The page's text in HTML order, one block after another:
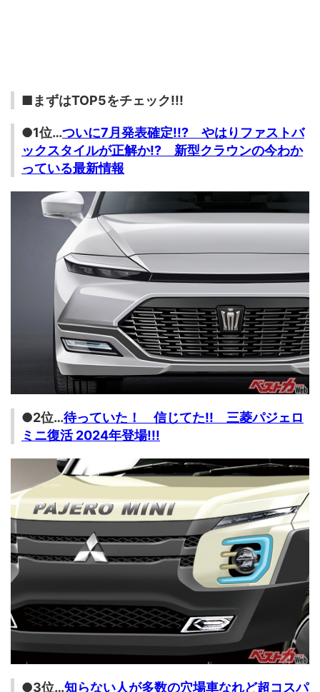
■まずはTOP5をチェック!!!
●1位…ついに7月発表確定!!? やはりファストバ
ックスタイルが正解か!? 新型クラウンの今わか
っている最新情報
●2位…待っていた！ 信じてた!! 三菱パジェロ
ミニ復活 2024年登場!!!
●3位…知らない人が多数の穴場車なれど超コスパ